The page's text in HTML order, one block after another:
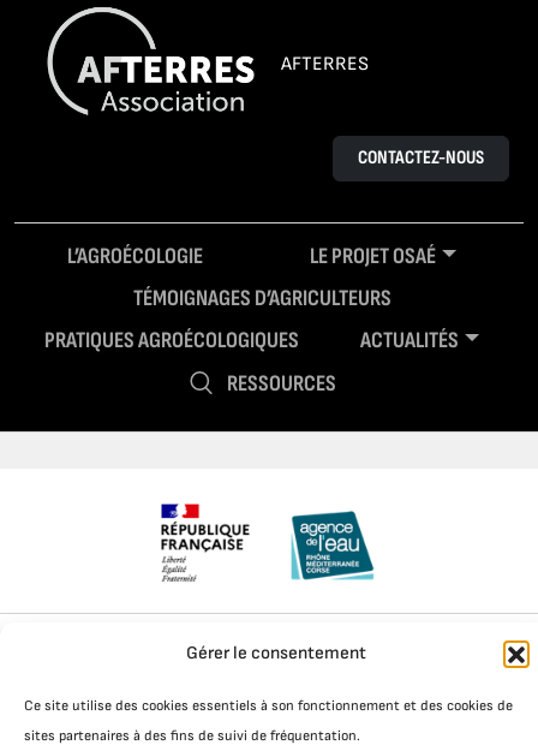
Gérer le consentement
Ce site utilise des cookies essentiels à son fonctionnement et des cookies de
sites partenaires à des fins de suivi de fréquentation.
AFTERRES
CONTACTEZ-NOUS
L’AGROÉCOLOGIE
LE PROJET OSAÉ
TÉMOIGNAGES D’AGRICULTEURS
PRATIQUES AGROÉCOLOGIQUES
ACTUALITÉS
RESSOURCES
Mentions légales Politique de confidentialité